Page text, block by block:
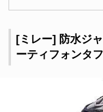
[ミレー] 防水ジ
ーティフォンタ